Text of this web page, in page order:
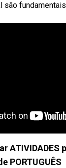
são
ATIVIDADES
PORTUGUÊS